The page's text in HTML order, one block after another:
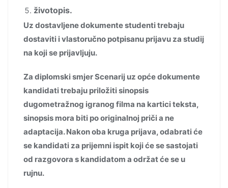
životopis.
Uz dostavljene dokumente studenti trebaju
dostaviti i vlastoručno potpisanu prijavu za studij
na koji se prijavljuju.
Za diplomski smjer Scenarij uz opće dokumente
kandidati trebaju priložiti sinopsis
dugometražnog igranog filma na kartici teksta,
sinopsis mora biti po originalnoj priči a ne
adaptacija. Nakon oba kruga prijava, odabrati će
se kandidati za prijemni ispit koji će se sastojati
od razgovora s kandidatom a održat će se u
rujnu.